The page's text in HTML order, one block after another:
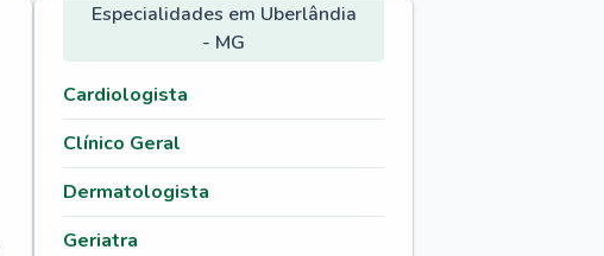
Especialidades em Uberlândia
- MG
Cardiologista
Clínico Geral
Dermatologista
Geriatra